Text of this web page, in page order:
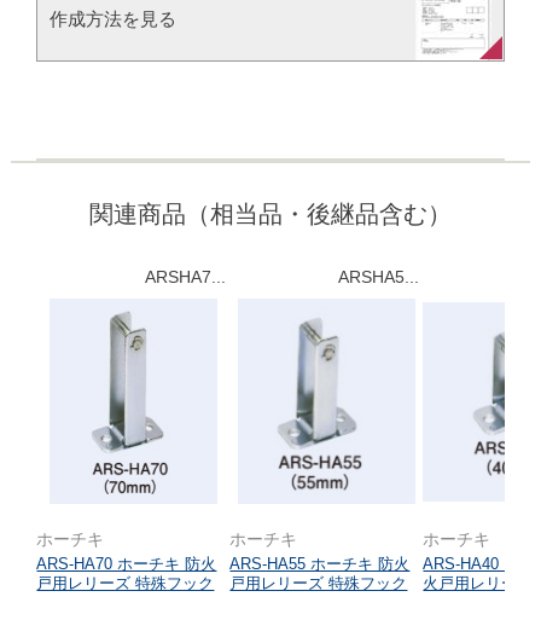
作成方法を見る​​
関連商品（相当品・後継品含む）
ARSHA7...
ホーチキ
ARS-HA70 ホーチキ 防火
戸用レリーズ 特殊フック
ARSHA5...
ホーチキ
ARS-HA55 ホーチキ 防火
戸用レリーズ 特殊フック
ホーチキ
ARS-HA40 ホ
火戸用レリーズ